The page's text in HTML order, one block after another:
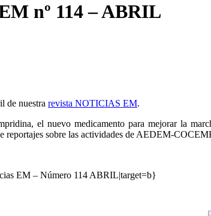
nº 114 – ABRIL
de nuestra revista NOTICIAS EM.
el nuevo medicamento para mejorar la
reportajes sobre las actividades de AEDEM-
EM – Número 114 ABRIL|target=b}